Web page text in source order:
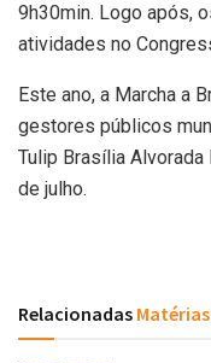
9h30min. Logo após,
atividades no
Este ano, a Marcha a
gestores públicos
Tulip Brasília
de julho.
Relacionadas Matérias